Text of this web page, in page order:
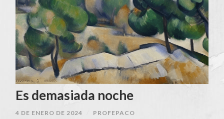
Es demasiada noche
4 DE ENERO DE 2024 PROFEPACO